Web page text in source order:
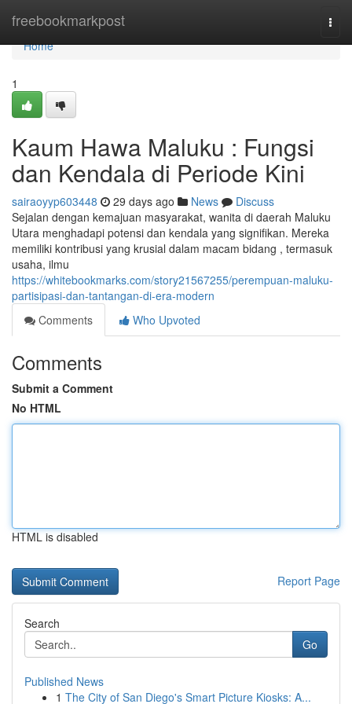
freebookmarkpost
Home
Home
1
Kaum Hawa Maluku : Fungsi
dan Kendala di Periode Kini
sairaoyyp603448 29 days ago News
Discuss
Sejalan dengan kemajuan masyarakat, wanita di daerah Maluku
Utara menghadapi potensi dan kendala yang signifikan. Mereka
memiliki kontribusi yang krusial dalam macam bidang , termasuk
usaha, ilmu
https://whitebookmarks.com/story21567255/perempuan-maluku-
partisipasi-dan-tantangan-di-era-modern
Comments
Who Upvoted
Comments
Submit a Comment
No HTML
HTML is disabled
Report Page
Search
Go
Published News
1 The City of San Diego's Smart Picture Kiosks: A...